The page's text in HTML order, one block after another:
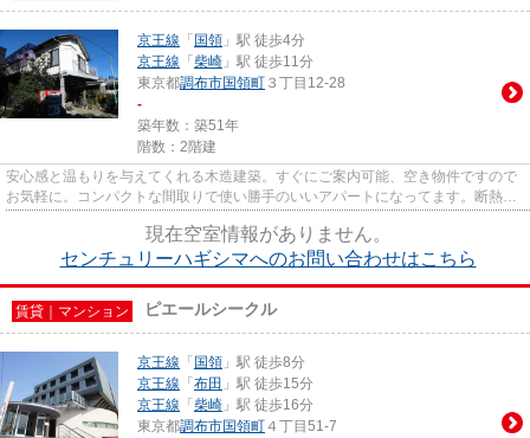
京王線 「 国領 」駅 徒歩4分
京王線 「 柴崎 」駅 徒歩11分
東京都調布市国領町 ３丁目12-28
-
築年数：築51年
階数：2階建
安心感と温もりを与えてくれる木造建築。すぐにご案内可能、空き物件ですので
お気軽に。コンパクトな間取りで使い勝手のいいアパートになってます。断熱性
現在空室情報がありません。
センチュリーハギシマへのお問い合わせはこちら
賃貸｜マンション ピエールシークル
京王線 「 国領 」駅 徒歩8分
京王線 「 布田 」駅 徒歩15分
京王線 「 柴崎 」駅 徒歩16分
東京都調布市国領町 ４丁目51-7